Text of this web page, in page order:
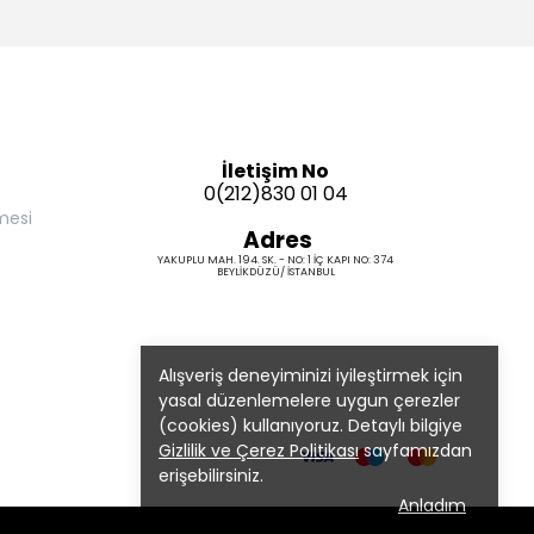
Alışveriş deneyiminizi iyileştirmek için
yasal düzenlemelere uygun çerezler
(cookies) kullanıyoruz. Detaylı bilgiye
Gizlilik ve Çerez Politikasısayfamızdan
erişebilirsiniz.
Anladım
İletişim No
0(212)830 01 04
Adres
YAKUPLU MAH. 194. SK. - NO: 1 İÇ KAPI NO: 374
BEYLİKDÜZÜ/ İSTANBUL